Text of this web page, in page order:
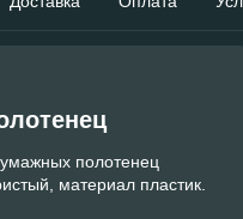
полотенец
материал пластик.